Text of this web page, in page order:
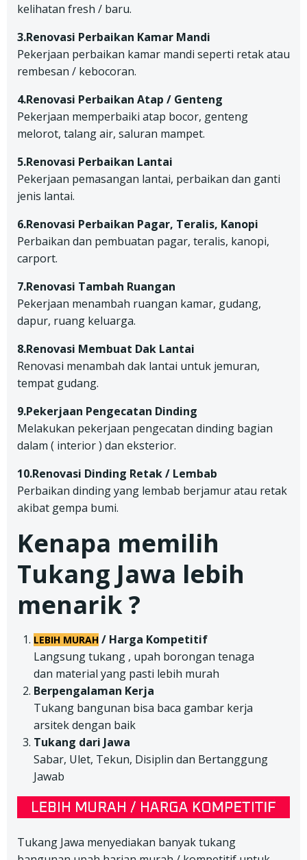
kelihatan fresh / baru.
3.Renovasi Perbaikan Kamar Mandi
Pekerjaan perbaikan kamar mandi seperti retak atau
rembesan / kebocoran.
4.Renovasi Perbaikan Atap / Genteng
Pekerjaan memperbaiki atap bocor, genteng
melorot, talang air, saluran mampet.
5.Renovasi Perbaikan Lantai
Pekerjaan pemasangan lantai, perbaikan dan ganti
jenis lantai.
6.Renovasi Perbaikan Pagar, Teralis, Kanopi
Perbaikan dan pembuatan pagar, teralis, kanopi,
carport.
7.Renovasi Tambah Ruangan
Pekerjaan menambah ruangan kamar, gudang,
dapur, ruang keluarga.
8.Renovasi Membuat Dak Lantai
Renovasi menambah dak lantai untuk jemuran,
tempat gudang.
9.Pekerjaan Pengecatan Dinding
Melakukan pekerjaan pengecatan dinding bagian
dalam ( interior ) dan eksterior.
10.Renovasi Dinding Retak / Lembab
Perbaikan dinding yang lembab berjamur atau retak
akibat gempa bumi.
Kenapa memilih
Tukang Jawa lebih
menarik ?
LEBIH MURAH / Harga Kompetitif
Langsung tukang , upah borongan tenaga
dan material yang pasti lebih murah
Berpengalaman Kerja
Tukang bangunan bisa baca gambar kerja
arsitek dengan baik
Tukang dari Jawa
Sabar, Ulet, Tekun, Disiplin dan Bertanggung
Jawab
Tukang Jawa menyediakan banyak tukang